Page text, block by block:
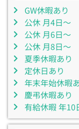
GW休暇あり
公休 月4日～
公休 月6日～
公休 月8日～
夏季休暇あり
定休日あり
年末年始休暇
慶弔休暇あり
有給休暇 年10